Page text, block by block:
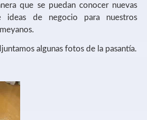
que se puedan conocer nuevas
ideas de negocio para nuestros
algunas fotos de la pasantía.